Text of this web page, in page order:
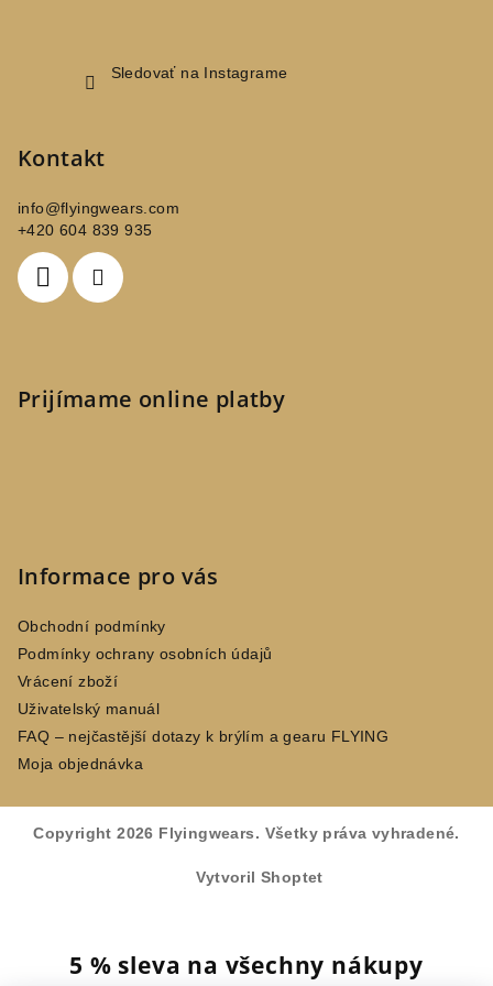
Sledovať na Instagrame
Kontakt
info@flyingwears.com
+420 604 839 935
Prijímame online platby
Informace pro vás
Obchodní podmínky
Podmínky ochrany osobních údajů
Vrácení zboží
Uživatelský manuál
FAQ – nejčastější dotazy k brýlím a gearu FLYING
Moja objednávka
Copyright 2026 Flyingwears. Všetky práva vyhradené.
Vytvoril Shoptet
5 % sleva na všechny nákupy